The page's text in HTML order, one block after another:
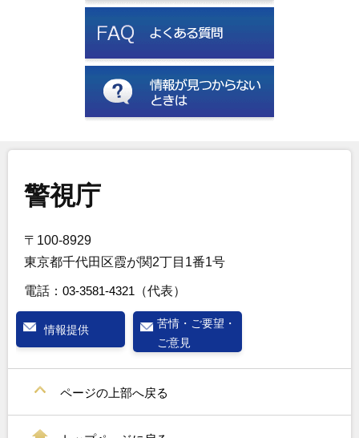
警視庁
〒100-8929
東京都千代田区霞が関2丁目1番1号
電話： 03-3581-4321 （代表）
情報提供
苦情・ご要望・
ご意見
ページの上部へ戻る